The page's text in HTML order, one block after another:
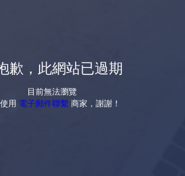
歉，此網站已過期
目前無法瀏覽
用 電子郵件聯繫 商家，謝謝！